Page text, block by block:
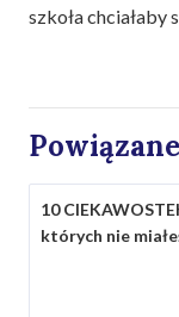
szkoła chciałaby
10
których nie